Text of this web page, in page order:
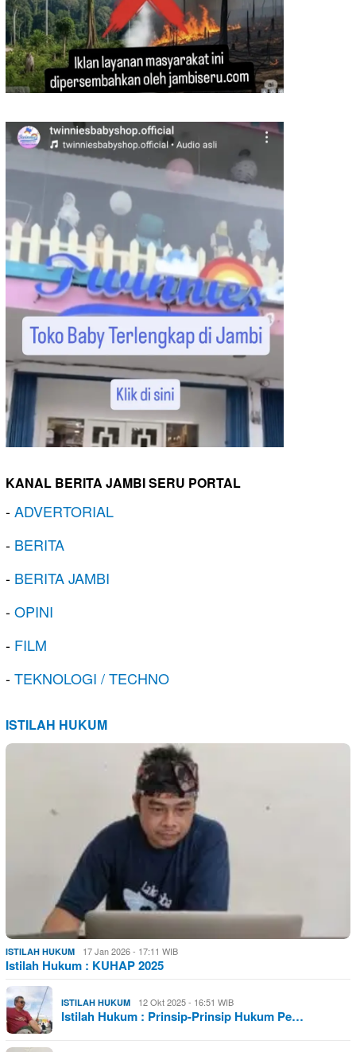
KANAL BERITA JAMBI SERU PORTAL
-ADVERTORIAL
- BERITA
- BERITA JAMBI
-OPINI
- FILM
-TEKNOLOGI / TECHNO
ISTILAH HUKUM
ISTILAH HUKUM 17 Jan 2026 - 17:11 WIB
Istilah Hukum : KUHAP 2025
ISTILAH HUKUM 12 Okt 2025 - 16:51 WIB
Istilah Hukum : Prinsip-Prinsip Hukum Pe…